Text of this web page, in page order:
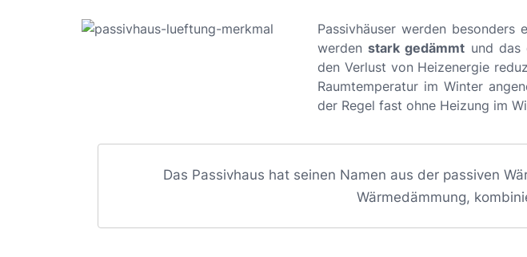
Passivhäuser werden
werdenstark gedämmt und
den Verlust von Heizenergie
Raumtemperatur im Winter
der Regel fast ohne Heizung im
Das Passivhaus hat seinen Namen aus der passiven
Wärmedämmung,